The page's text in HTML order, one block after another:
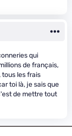
qui
de français,
tous les frais
toi là, je sais que
de mettre tout